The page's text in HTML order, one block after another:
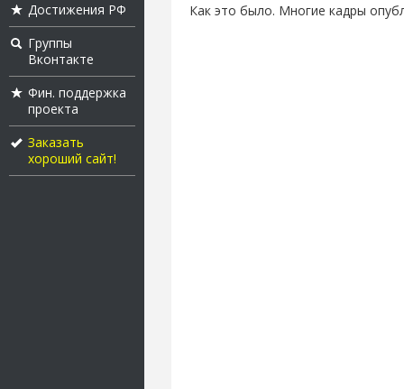
Достижения РФ
Группы
Вконтакте
Фин. поддержка
проекта
Заказать
хороший сайт!
Как это было. Многие кадры